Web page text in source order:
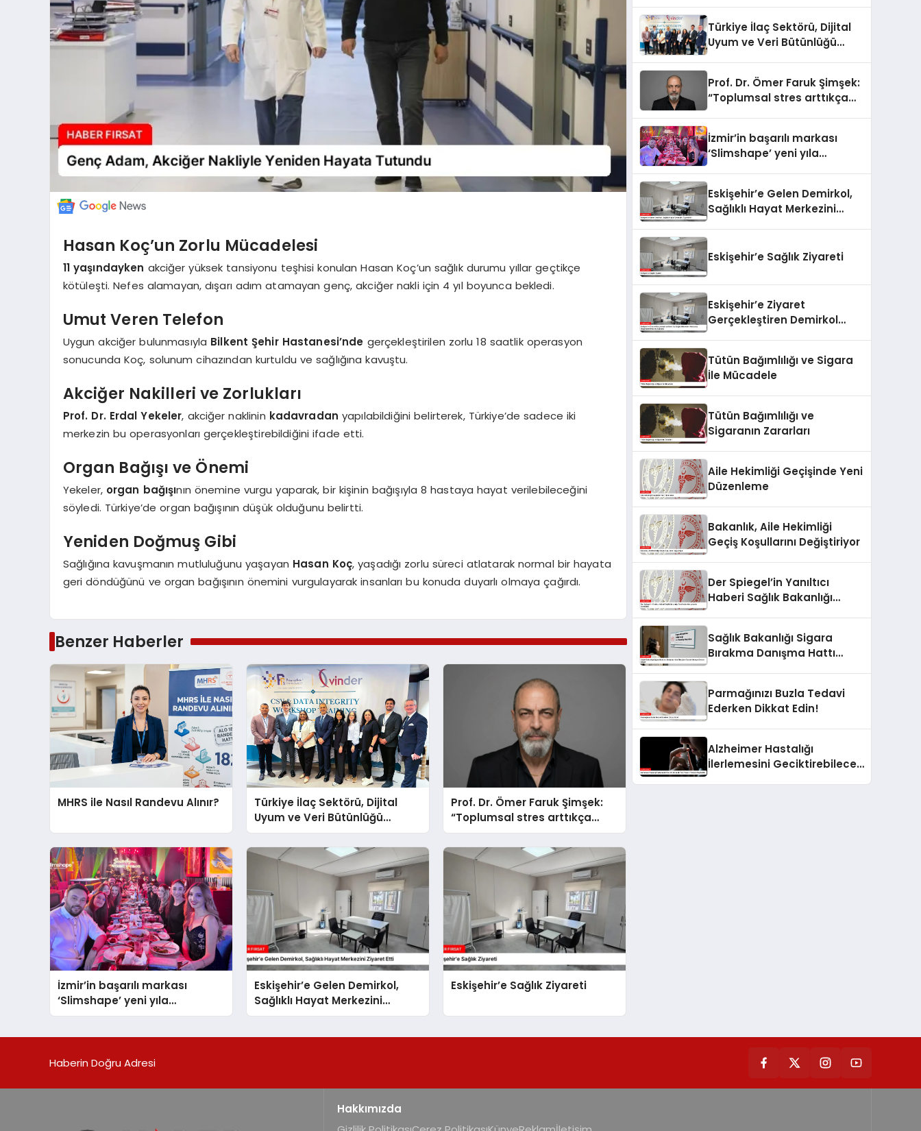
Hasan Koç’un Zorlu Mücadelesi
11 yaşındayken akciğer yüksek tansiyonu teşhisi konulan Hasan Koç’un sağlık durumu yıllar geçtikçe
kötüleşti. Nefes alamayan, dışarı adım atamayan genç, akciğer nakli için 4 yıl boyunca bekledi.
Umut Veren Telefon
Uygun akciğer bulunmasıyla Bilkent Şehir Hastanesi’nde gerçekleştirilen zorlu 18 saatlik operasyon
sonucunda Koç, solunum cihazından kurtuldu ve sağlığına kavuştu.
Akciğer Nakilleri ve Zorlukları
Prof. Dr. Erdal Yekeler, akciğer naklinin kadavradan yapılabildiğini belirterek, Türkiye’de sadece iki
merkezin bu operasyonları gerçekleştirebildiğini ifade etti.
Organ Bağışı ve Önemi
Yekeler, organ bağışının önemine vurgu yaparak, bir kişinin bağışıyla 8 hastaya hayat verilebileceğini
söyledi. Türkiye’de organ bağışının düşük olduğunu belirtti.
Yeniden Doğmuş Gibi
Sağlığına kavuşmanın mutluluğunu yaşayan Hasan Koç, yaşadığı zorlu süreci atlatarak normal bir hayata
geri döndüğünü ve organ bağışının önemini vurgulayarak insanları bu konuda duyarlı olmaya çağırdı.
Benzer Haberler
MHRS ile Nasıl Randevu Alınır?
Türkiye İlaç Sektörü, Dijital
Uyum ve Veri Bütünlüğü
Gündemiyle İstanbul’da
Buluştu
Prof. Dr. Ömer Faruk Şimşek:
“Toplumsal stres arttıkça
sabır eşiğimiz düşüyor”
İzmir’in başarılı markası
‘Slimshape’ yeni yıla
müjdelerle girdi!
Eskişehir’e Gelen Demirkol,
Sağlıklı Hayat Merkezini
Ziyaret Etti
Eskişehir’e Sağlık Ziyareti
Türkiye İlaç Sektörü, Dijital
Uyum ve Veri Bütünlüğü
Prof. Dr. Ömer Faruk Şimşek:
“Toplumsal stres arttıkça
İzmir’in başarılı markası
‘Slimshape’ yeni yıla
Eskişehir’e Gelen Demirkol,
Sağlıklı Hayat Merkezini
Eskişehir’e Sağlık Ziyareti
Eskişehir’e Ziyaret
Gerçekleştiren Demirkol
Tütün Bağımlılığı ve Sigara
İle Mücadele
Tütün Bağımlılığı ve
Sigaranın Zararları
Aile Hekimliği Geçişinde Yeni
Düzenleme
Bakanlık, Aile Hekimliği
Geçiş Koşullarını Değiştiriyor
Der Spiegel’in Yanıltıcı
Haberi Sağlık Bakanlığı
Sağlık Bakanlığı Sigara
Bırakma Danışma Hattı
Parmağınızı Buzla Tedavi
Ederken Dikkat Edin!
Alzheimer Hastalığı
İlerlemesini Geciktirebilecek
Haberin Doğru Adresi
Hakkımızda